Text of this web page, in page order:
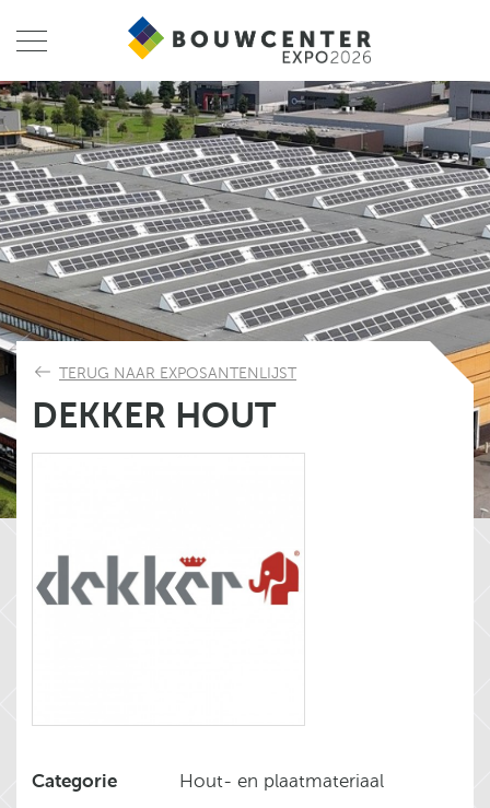
TERUG NAAR EXPOSANTENLIJST
DEKKER HOUT
Categorie
Hout- en plaatmateriaal